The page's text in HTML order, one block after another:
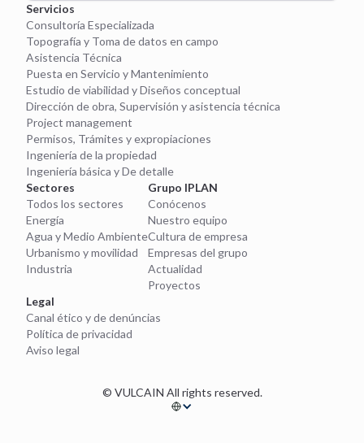
Servicios
Consultoría Especializada
Topografía y Toma de datos en campo
Asistencia Técnica
Puesta en Servicio y Mantenimiento
Estudio de viabilidad y Diseños conceptual
Dirección de obra, Supervisión y asistencia técnica
Project management
Permisos, Trámites y expropiaciones
Ingeniería de la propiedad
Ingeniería básica y De detalle
Sectores
Todos los sectores
Energía
Agua y Medio Ambiente
Urbanismo y movilidad
Industria
Grupo IPLAN
Conócenos
Nuestro equipo
Cultura de empresa
Empresas del grupo
Actualidad
Proyectos
Legal
Canal ético y de denúncias
Política de privacidad
Aviso legal
© VULCAIN All rights reserved.